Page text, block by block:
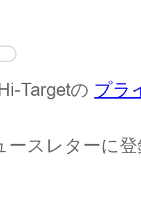
Targetの プラ
ースレターに